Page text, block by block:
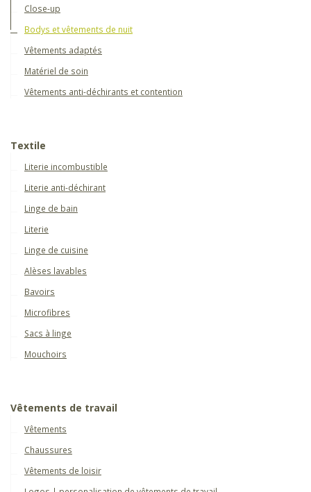
Close-up
Bodys et vêtements de nuit
Vêtements adaptés
Matériel de soin
Vêtements anti-déchirants et contention
Textile
Literie incombustible
Literie anti-déchirant
Linge de bain
Literie
Linge de cuisine
Alèses lavables
Bavoirs
Microfibres
Sacs à linge
Mouchoirs
Vêtements de travail
Vêtements
Chaussures
Vêtements de loisir